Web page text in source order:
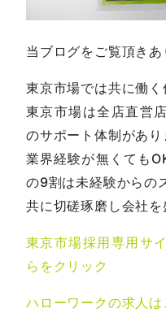
当ブログをご覧頂きあ
東京市場では共に働く
東京市場は全店直営
のサポート体制があり
業界経験が無くても
の9割は未経験からの
共に切磋琢磨し会社を
東京市場採用専用サ
らをクリック
ハローワークの求人